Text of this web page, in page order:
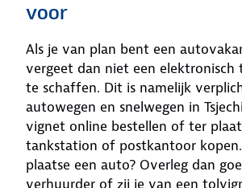
voor
Als je van plan bent een
vergeet dan niet een elektronisch
te schaffen. Dit is namelijk
autowegen en snelwegen in
vignet online bestellen of ter
tankstation of postkantoor
plaatse een auto? Overleg dan
verhuurder of zij je van een